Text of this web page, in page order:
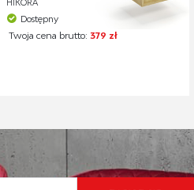
HIKORA
Dostępny
Twoja cena brutto: 379 zł